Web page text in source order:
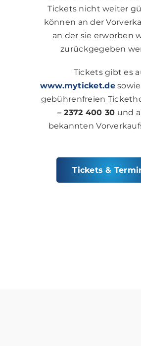
Tickets nicht weiter
können an der
an der sie erworben
zurückgegeben
Tickets gibt es
www.myticket.de
gebührenfreien
– 2372 400 30 und
bekannten
Tickets &